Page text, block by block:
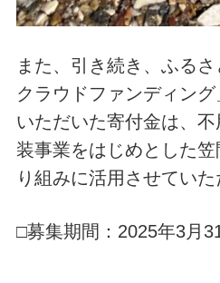
また、引き続き、ふる
クラウドファンディング
いただいた寄付金は、
装事業をはじめとした
り組みに活用させていた
□募集期間：2025年3月